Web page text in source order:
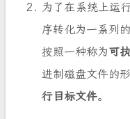
为了在系统上运
序转化为一系列
按照一种称为可
进制磁盘文件的
行目标文件。